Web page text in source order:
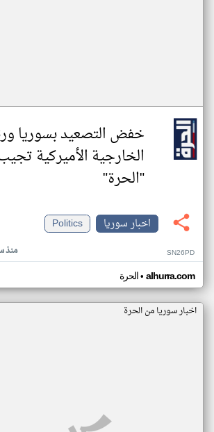
خفض التصعيد بسوريا
الخارجية الأميركية
"الحرة"
اخبار سوريا
Politics
منذ SN26PD
الحرة• alhurra.com
اخبار سوريا من الحرة